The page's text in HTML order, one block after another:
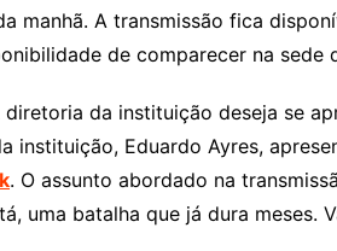
manhã. A transmissão fica
de comparecer na sede
diretoria da instituição deseja se
instituição, Eduardo Ayres,
. O assunto abordado na
uma batalha que já dura meses.